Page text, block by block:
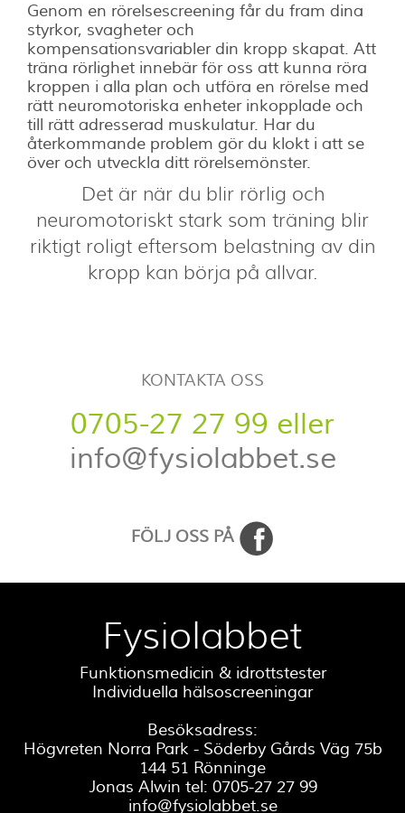
Genom en rörelsescreening får du fram dina
styrkor, svagheter och
kompensationsvariabler din kropp skapat. Att
träna rörlighet innebär för oss att kunna röra
kroppen i alla plan och utföra en rörelse med
rätt neuromotoriska enheter inkopplade och
till rätt adresserad muskulatur. Har du
återkommande problem gör du klokt i att se
över och utveckla ditt rörelsemönster.
Det är när du blir rörlig och
neuromotoriskt stark som träning blir
riktigt roligt eftersom belastning av din
kropp kan börja på allvar.
KONTAKTA OSS
0705-27 27 99 eller
info@fysiolabbet.se
FÖLJ OSS PÅ
Fysiolabbet
Funktionsmedicin & idrottstester
Individuella hälsoscreeningar
Besöksadress:
Högvreten Norra Park - Söderby Gårds Väg 75b
144 51 Rönninge
Jonas Alwin tel: 0705-27 27 99
info@fysiolabbet.se